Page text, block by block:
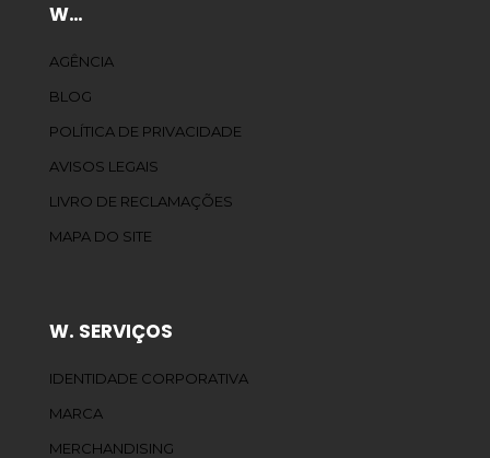
W…
AGÊNCIA
BLOG
POLÍTICA DE PRIVACIDADE
AVISOS LEGAIS
LIVRO DE RECLAMAÇÕES
MAPA DO SITE
W. SERVIÇOS
IDENTIDADE CORPORATIVA
MARCA
MERCHANDISING